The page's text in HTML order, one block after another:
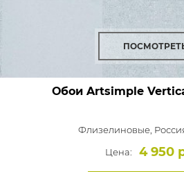
Обои Artsimple
Флизелиновые,
Цена:
4 950